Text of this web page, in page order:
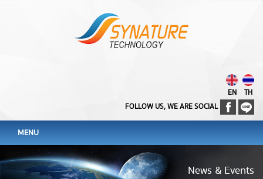
EN
TH
FOLLOW US, WE ARE SOCIAL
MENU
News & Events